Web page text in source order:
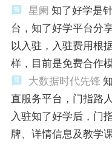
星阑 知了好学是
台，知了好学平台分
以入驻，入驻费用根
样，目前是免费合作
大数据时代先锋
直服务平台，门指路
入驻知了好学后，门
牌、详情信息及教学